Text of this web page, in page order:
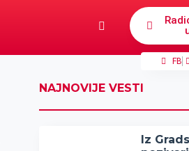
FB
NAJNOVIJE VESTI
Iz